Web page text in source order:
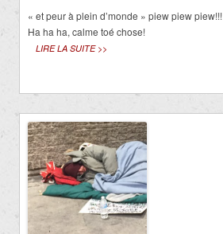
« et peur à plein d’monde » piew piew piew!!!
Ha ha ha, calme toé chose!
LIRE LA SUITE >>